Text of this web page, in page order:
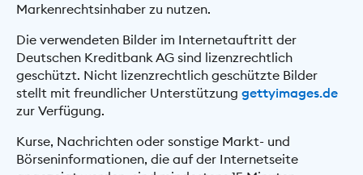
Markenrechtsinhaber zu nutzen.
Die verwendeten Bilder im Internetauftritt der
Deutschen Kreditbank AG sind lizenzrechtlich
geschützt. Nicht lizenzrechtlich geschützte Bilder
stellt mit freundlicher Unterstützung gettyimages.de
zur Verfügung.
Kurse, Nachrichten oder sonstige Markt- und
Börseninformationen, die auf der Internetseite